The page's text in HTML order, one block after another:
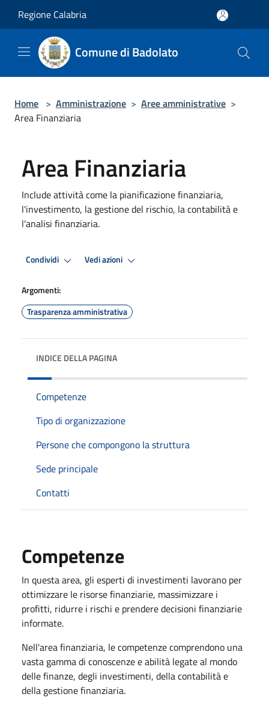
Regione Calabria
Comune di Badolato
Home > Amministrazione > Aree amministrative >
Area Finanziaria
Area Finanziaria
Include attività come la pianificazione finanziaria,
l'investimento, la gestione del rischio, la contabilità e
l'analisi finanziaria.
Condividi Vedi azioni
Argomenti:
Trasparenza amministrativa
INDICE DELLA PAGINA
Competenze
Tipo di organizzazione
Persone che compongono la struttura
Sede principale
Contatti
Competenze
In questa area, gli esperti di investimenti lavorano per
ottimizzare le risorse finanziarie, massimizzare i
profitti, ridurre i rischi e prendere decisioni finanziarie
informate.
Nell'area finanziaria, le competenze comprendono una
vasta gamma di conoscenze e abilità legate al mondo
delle finanze, degli investimenti, della contabilità e
della gestione finanziaria.